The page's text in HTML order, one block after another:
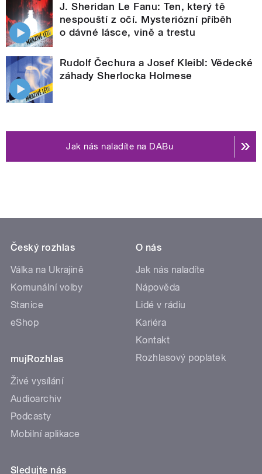
J. Sheridan Le Fanu: Ten, který tě
nespouští z očí. Mysteriózní příběh
o dávné lásce, vině a trestu
Rudolf Čechura a Josef Kleibl: Vědecké
záhady Sherlocka Holmese
Jak nás naladíte na DABu
Český rozhlas
Válka na Ukrajině
Komunální volby
Stanice
eShop
mujRozhlas
Živé vysílání
Audioarchiv
Podcasty
Mobilní aplikace
O nás
Jak nás naladíte
Nápověda
Lidé v rádiu
Kariéra
Kontakt
Rozhlasový poplatek
Sledujte nás